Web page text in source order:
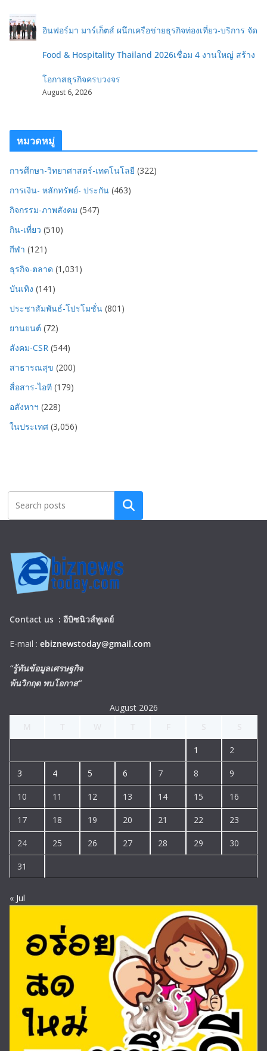
อินฟอร์มา มาร์เก็ตส์ ผนึกเครือข่ายธุรกิจท่องเที่ยว-บริการ จัด
Food & Hospitality Thailand 2026เชื่อม 4 งานใหญ่ สร้าง
โอกาสธุรกิจครบวงจร
August 6, 2026
หมวดหมู่
การศึกษา-วิทยาศาสตร์-เทคโนโลยี (322)
การเงิน- หลักทรัพย์- ประกัน (463)
กิจกรรม-ภาพสังคม (547)
กิน-เที่ยว (510)
กีฬา (121)
ธุรกิจ-ตลาด (1,031)
บันเทิง (141)
ประชาสัมพันธ์-โปรโมชั่น (801)
ยานยนต์ (72)
สังคม-CSR (544)
สาธารณสุข (200)
สื่อสาร-ไอที (179)
อสังหาฯ (228)
ในประเทศ (3,056)
Search
Contact us : อีบิซนิวส์ทูเดย์
E-mail : ebiznewstoday@gmail.com
“รู้ทันข้อมูลเศรษฐกิจ
พ้นวิกฤต พบโอกาส”
August 2026
1 2
3 4 5 6 7 8 9
10 11 12 13 14 15 16
17 18 19 20 21 22 23
24 25 26 27 28 29 30
31
« Jul